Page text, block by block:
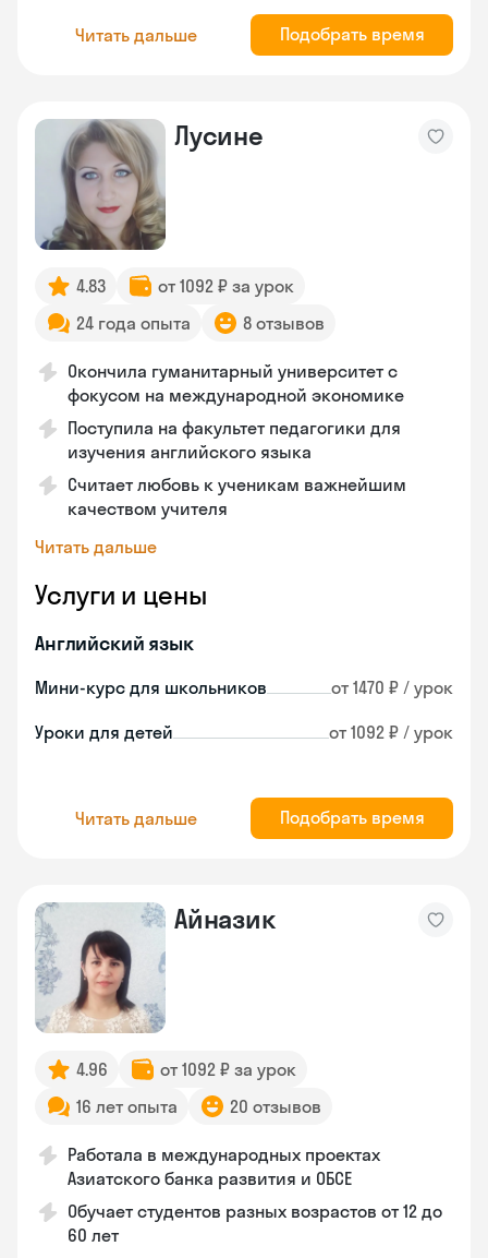
Читать дальше Подобрать время
Лусине
4.83
от 1092 ₽ за урок
24 года опыта
8 отзывов
Окончила гуманитарный университет с
фокусом на международной экономике
Поступила на факультет педагогики для
изучения английского языка
Считает любовь к ученикам важнейшим
качеством учителя
Читать дальше
Услуги и цены
Английский язык
Мини-курс для школьников от 1470 ₽ / урок
Уроки для детей от 1092 ₽ / урок
Читать дальше Подобрать время
Айназик
4.96
от 1092 ₽ за урок
16 лет опыта
20 отзывов
Работала в международных проектах
Азиатского банка развития и ОБСЕ
Обучает студентов разных возрастов от 12 до
60 лет